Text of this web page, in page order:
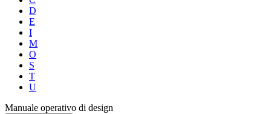
D
E
I
M
O
S
T
U
Manuale operativo di design